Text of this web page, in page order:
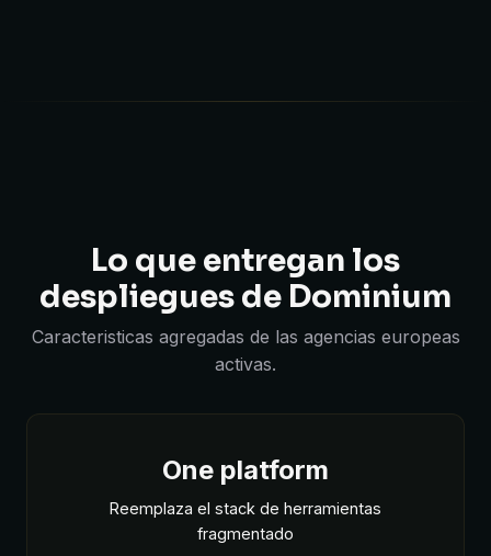
Lo que entregan los
despliegues de Dominium
Caracteristicas agregadas de las agencias europeas
activas.
One platform
Reemplaza el stack de herramientas
fragmentado